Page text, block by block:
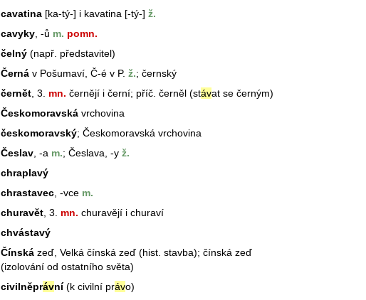
cavatina [ka-tý-] i kavatina [-tý-] ž.
cavyky , -ů m. pomn.
čelný (např. představitel)
Černá v Pošumaví, Č-é v P. ž.; černský
černět , 3. mn. černějí i černí; příč. černěl (stávat se černým)
Českomoravská vrchovina
českomoravský; Českomoravská vrchovina
Česlav , -a m.; Česlava, -y ž.
chraplavý
chrastavec , -vce m.
churavět , 3. mn. churavějí i churaví
chvástavý
Čínská zeď, Velká čínská zeď (hist. stavba); čínská zeď
(izolování od ostatního světa)
civilněprávní(k civilní právo)